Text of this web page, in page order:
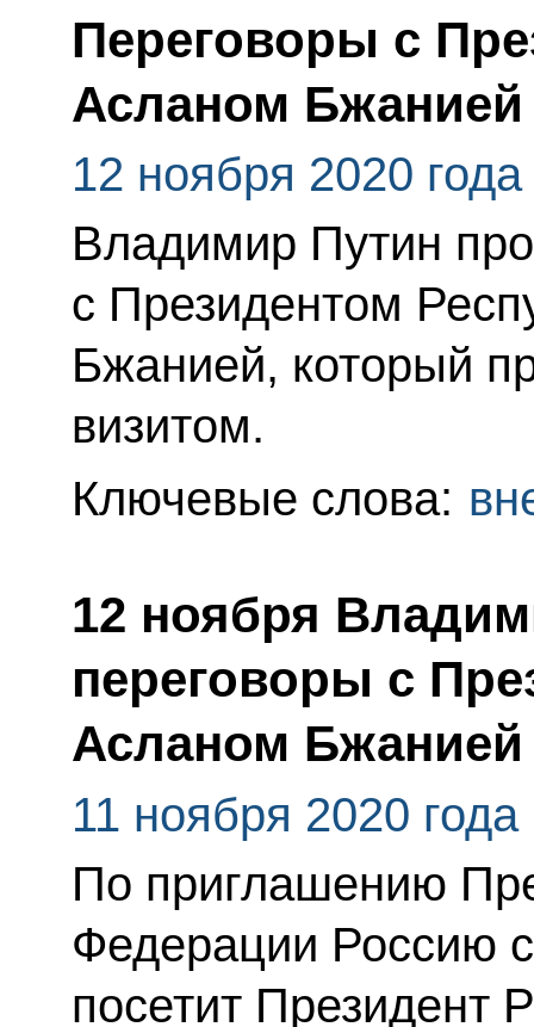
Переговоры с
Асланом Бжанией
12 ноября 2020 года
Владимир Путин
с Президентом
Бжанией, который
визитом.
Ключевые слова:
12 ноября
переговоры с
Асланом Бжанией
11 ноября 2020 года
По приглашению
Федерации Россию
посетит Президент